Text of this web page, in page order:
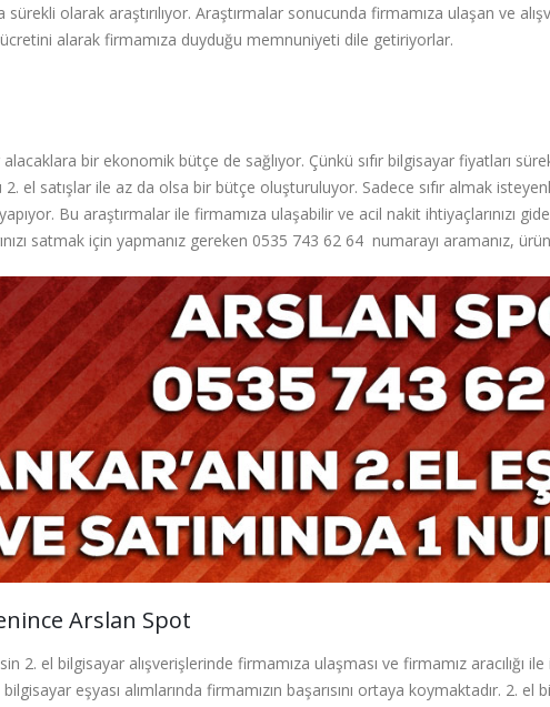
sürekli olarak araştırılıyor. Araştırmalar sonucunda firmamıza ulaşan ve
alarak firmamıza duyduğu memnuniyeti dile getiriyorlar.
alacaklara bir ekonomik bütçe de sağlıyor. Çünkü sıfır bilgisayar fiyatları
el satışlar ile az da olsa bir bütçe oluşturuluyor. Sadece sıfır almak
Bu araştırmalar ile firmamıza ulaşabilir ve acil nakit ihtiyaçlarınızı
satmak için yapmanız gereken 0535 743 62 64 numarayı aramanız,
Arslan Spot
2. el bilgisayar alışverişlerinde firmamıza ulaşması ve firmamız
eşyası alımlarında firmamızın başarısını ortaya koymaktadır. 2. el